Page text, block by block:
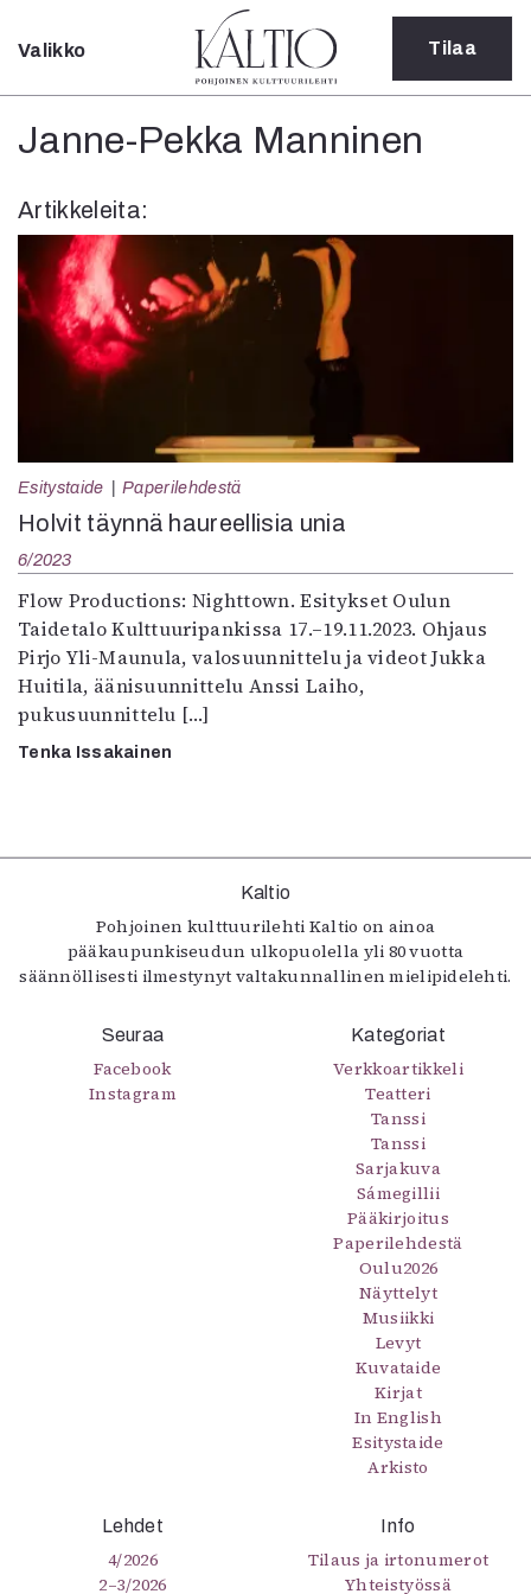
Sulje
Kategoriat
Tanssi
Sarjakuva
Sámegillii
Pääkirjoitus
Paperilehdestä
Musiikki
Levyt
Kuvataide
In English
Esitystaide
Arkisto
Lehdet
Lehtiarkisto
Info
Valikko Tilaa
Janne-Pekka Manninen
Artikkeleita:
Esitystaide Paperilehdestä
Holvit täynnä haureellisia unia
6/2023
Flow Productions: Nighttown. Esitykset Oulun
Taidetalo Kulttuuripankissa 17.–19.11.2023. Ohjaus
Pirjo Yli-Maunula, valosuunnittelu ja videot Jukka
Huitila, äänisuunnittelu Anssi Laiho,
pukusuunnittelu […]
Tenka Issakainen
Kaltio
Pohjoinen kulttuurilehti Kaltio on ainoa
pääkaupunkiseudun ulkopuolella yli 80 vuotta
säännöllisesti ilmestynyt valtakunnallinen mielipidelehti.
Seuraa
Facebook
Instagram
Kategoriat
Verkkoartikkeli
Teatteri
Tanssi
Tanssi
Sarjakuva
Sámegillii
Pääkirjoitus
Paperilehdestä
Oulu2026
Näyttelyt
Musiikki
Levyt
Kuvataide
Kirjat
In English
Esitystaide
Arkisto
Lehdet
4/2026
2–3/2026
Info
Tilaus ja irtonumerot
Yhteistyössä